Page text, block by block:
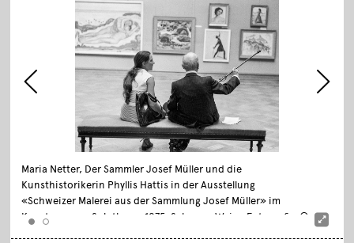
Maria Netter, Der Sammler Josef Müller und die
Kunsthistorikerin Phyllis Hattis in der Ausstellung
«Schweizer Malerei aus der Sammlung Josef Müller» im
Kunstmuseum Solothurn, 1975, Schwarz-Weiss-Fotografie, ©